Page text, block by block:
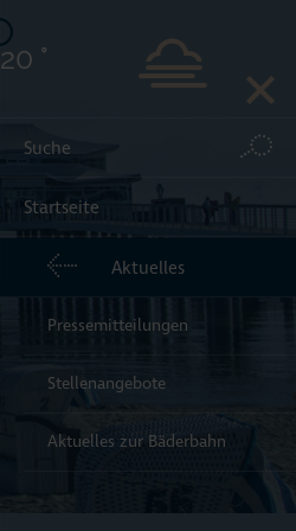
20 °
Startseite
Aktuelles
Pressemitteilungen
Stellenangebote
Aktuelles zur Bäderbahn